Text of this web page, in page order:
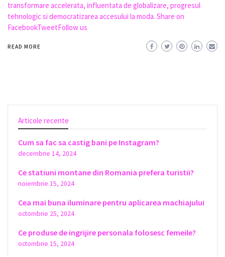
transformare accelerata, influentata de globalizare, progresul
tehnologic si democratizarea accesului la moda. Share on
FacebookTweetFollow us
READ MORE
Articole recente
Cum sa fac sa castig bani pe Instagram?
decembrie 14, 2024
Ce statiuni montane din Romania prefera turistii?
noiembrie 15, 2024
Cea mai buna iluminare pentru aplicarea machiajului
octombrie 25, 2024
Ce produse de ingrijire personala folosesc femeile?
octombrie 15, 2024